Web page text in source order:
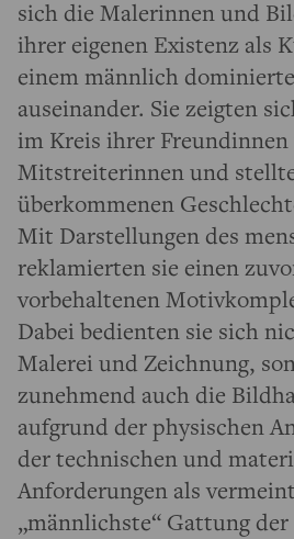
sich die Malerinnen und
ihrer eigenen Existenz als
einem männlich
auseinander. Sie zeigten
im Kreis ihrer Freundinnen
Mitstreiterinnen und
überkommenen
Mit Darstellungen des
reklamierten sie einen
vorbehaltenen
Dabei bedienten sie sich
Malerei und Zeichnung,
zunehmend auch die
aufgrund der physischen
der technischen und
Anforderungen als
„männlichste“ Gattung